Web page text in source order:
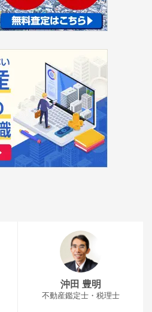
沖田 豊明
不動産鑑定士・税理士